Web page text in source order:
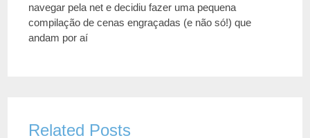
navegar pela net e decidiu fazer uma pequena
compilação de cenas engraçadas (e não só!) que
andam por aí
Related Posts